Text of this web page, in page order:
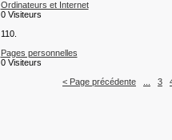
Ordinateurs et Internet
0 Visiteurs
110.
Pages personnelles
0 Visiteurs
< Page précédente
3